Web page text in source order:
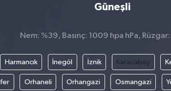
Güneşli
Nem: %39, Basınç: 1009 hpa hPa,
Harmancık İnegöl İznik Karacabey
Orhaneli Orhangazi Osmangazi